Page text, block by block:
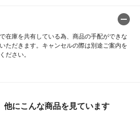
在庫を共有している為、商品の手配ができな
ただきます。キャンセルの際は別途ご案内を
ださい。
他にこんな商品を見ています